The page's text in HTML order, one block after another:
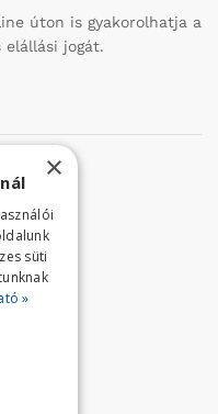
úton is gyakorolhatja a
elállási jogát.
×
süti
»